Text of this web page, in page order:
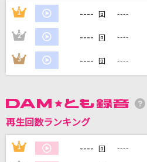
ふたつの唇
EXILE
Forever...
savage genius
ブリキノダンス
日向電工
夢の匂い
1 ---- 回 ----
2 ---- 回 ----
3 ---- 回 ----
再生回数ランキング
1 ---- 回 ----